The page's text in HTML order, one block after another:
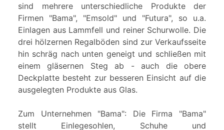
sind mehrere unterschiedliche Produkte der
Firmen "Bama", "Emsold" und "Futura", so u.a.
Einlagen aus Lammfell und reiner Schurwolle. Die
drei hölzernen Regalböden sind zur Verkaufsseite
hin schräg nach unten geneigt und schließen mit
einem gläsernen Steg ab - auch die obere
Deckplatte besteht zur besseren Einsicht auf die
ausgelegten Produkte aus Glas.
Zum Unternehmen "Bama": Die Firma "Bama"
stellt Einlegesohlen, Schuhe und